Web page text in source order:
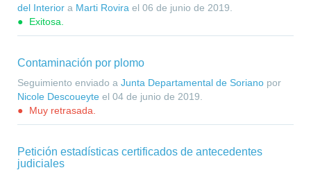
del Interior a Marti Rovira el 06 de junio de 2019
Exitosa.
Contaminación por plomo
Seguimiento enviado a Junta Departamental de Soriano por
Nicole Descoueyte el 04 de junio de 2019
Muy retrasada.
Petición estadísticas certificados de antecedentes
judiciales